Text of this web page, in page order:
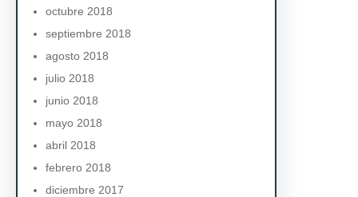
octubre 2018
septiembre 2018
agosto 2018
julio 2018
junio 2018
mayo 2018
abril 2018
febrero 2018
diciembre 2017